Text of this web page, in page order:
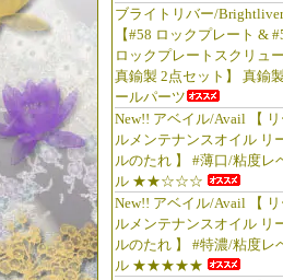
ブライトリバー/Brightliver
【#58 ロックプレート &
ロックプレートスクリュー
真鍮製 2点セット】 真鍮
ールパーツ
New!! アベイル/Avail 【 リ
ルメンテナンスオイル リ
ルのたれ 】 #薄口/粘度レ
ル ★★☆☆☆
New!! アベイル/Avail 【 リ
ルメンテナンスオイル リ
ルのたれ 】 #特濃/粘度レ
ル ★★★★★